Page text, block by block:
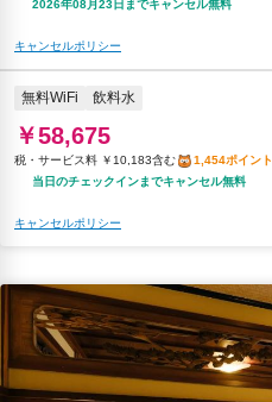
2026年08月23日までキャンセル無料
キャンセルポリシー
無料WiFi 飲料水
￥58,675
税・サービス料 ￥10,183含む
1,454ポイント
当日のチェックインまでキャンセル無料
キャンセルポリシー